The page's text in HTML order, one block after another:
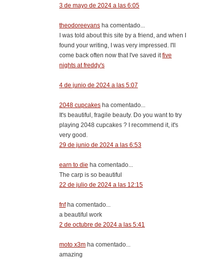
3 de mayo de 2024 a las 6:05
theodoreevans ha comentado...
I was told about this site by a friend, and when I
found your writing, I was very impressed. I'll
come back often now that I've saved itfive
nights at freddy's
4 de junio de 2024 a las 5:07
2048 cupcakes ha comentado...
It's beautiful, fragile beauty. Do you want to try
playing 2048 cupcakes ? I recommend it, it's
very good.
29 de junio de 2024 a las 6:53
earn to die ha comentado...
The carp is so beautiful
22 de julio de 2024 a las 12:15
fnfha comentado...
a beautiful work
2 de octubre de 2024 a las 5:41
moto x3m ha comentado...
amazing